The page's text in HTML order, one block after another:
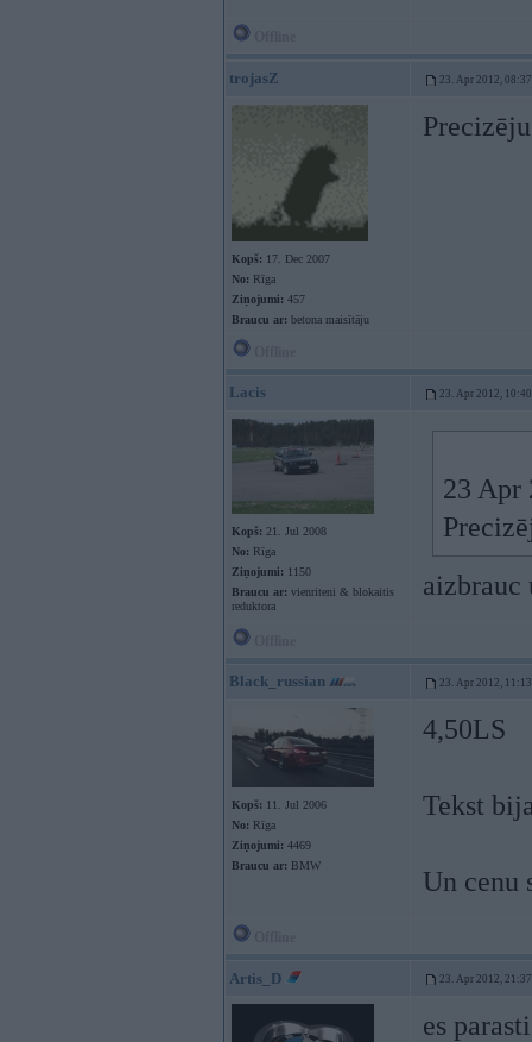
trojasZ 23. Apr 2012, 08:37
Kopš: 17. Dec 2007
No: Rīga
Ziņojumi: 457
Braucu ar: betona maisītāju
Lacis 23. Apr 2012, 10:40
Kopš: 21. Jul 2008
No: Rīga
Ziņojumi: 1150
Braucu ar: vienriteni & blokaitis
reduktora
23 Apr
aizbrauc
Black_russian 23. Apr 2012, 11:13
Kopš: 11. Jul 2006
No: Rīga
Ziņojumi: 4469
Braucu ar: BMW
4,50LS
Tekst
Un cenu
Artis_D 23. Apr 2012, 21:37
es